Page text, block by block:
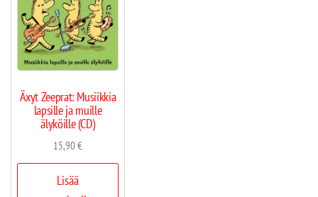
Äxyt Zeeprat: Musiikkia
lapsille ja muille
älyköille (CD)
15,90€
Lisää